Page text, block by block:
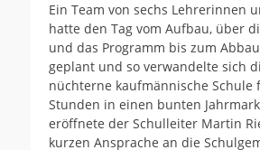
Ein Team von sechs Lehrerinnen
hatte den Tag vom Aufbau, über
und das Programm bis zum
geplant und so verwandelte sich
nüchterne kaufmännische Schule
Stunden in einen bunten
eröffnete der Schulleiter Martin
kurzen Ansprache an die